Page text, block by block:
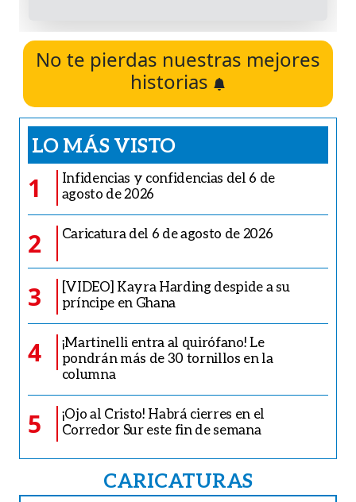
No te pierdas nuestras mejores
historias
LO MÁS VISTO
1
Infidencias y confidencias del 6 de
agosto de 2026
2 Caricatura del 6 de agosto de 2026
3
[VIDEO] Kayra Harding despide a su
príncipe en Ghana
4
¡Martinelli entra al quirófano! Le
pondrán más de 30 tornillos en la
columna
5
¡Ojo al Cristo! Habrá cierres en el
Corredor Sur este fin de semana
CARICATURAS